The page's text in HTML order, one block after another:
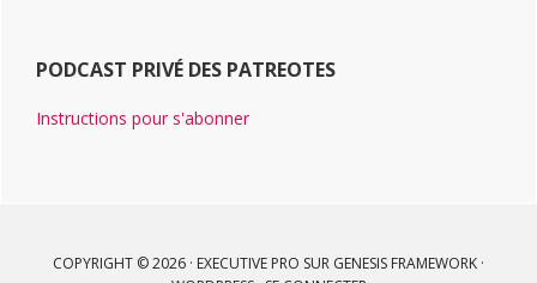
PODCAST PRIVÉ DES PATREOTES
Instructions pour s'abonner
COPYRIGHT © 2026 · EXECUTIVE PRO SUR GENESIS FRAMEWORK ·